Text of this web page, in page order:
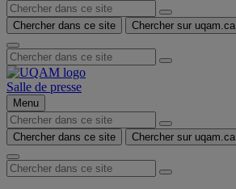
Chercher dans ce site Chercher sur uqam.ca
Salle de presse
Menu
Chercher dans ce site Chercher sur uqam.ca